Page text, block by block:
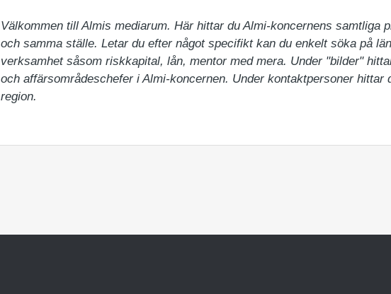
Välkommen till Almis mediarum. Här hittar du Almi-koncernens samtliga
och samma ställe. Letar du efter något specifikt kan du enkelt söka på
verksamhet såsom riskkapital, lån, mentor med mera. Under "bilder"
och affärsområdeschefer i Almi-koncernen. Under kontaktpersoner hittar
region.